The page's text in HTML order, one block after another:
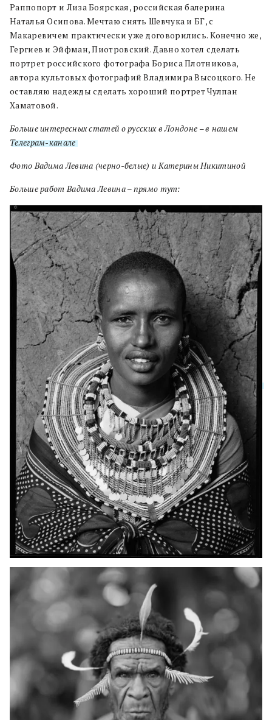
Раппопорт и Лиза Боярская, российская балерина
Наталья Осипова. Мечтаю снять Шевчука и БГ, с
Макаревичем практически уже договорились. Конечно же,
Гергиев и Эйфман, Пиотровский. Давно хотел сделать
портрет российского фотографа Бориса Плотникова,
автора культовых фотографий Владимира Высоцкого. Не
оставляю надежды сделать хороший портрет Чулпан
Хаматовой.
Больше интересных статей о русских в Лондоне – в нашем
Телеграм-канале
Фото Вадима Левина (черно-белые) и Катерины Никитиной
Больше работ Вадима Левина – прямо тут: